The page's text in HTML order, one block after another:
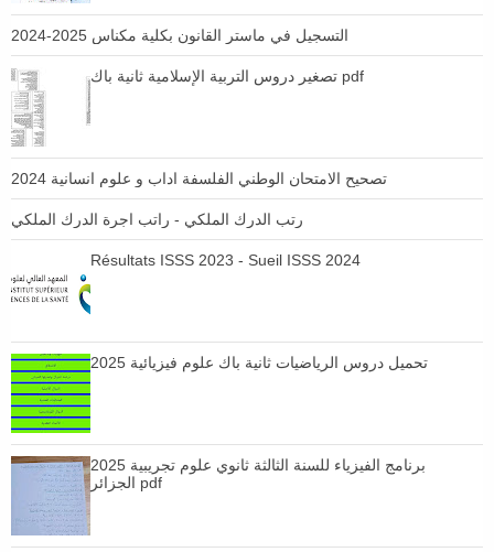
التسجيل في ماستر القانون بكلية مكناس 2025-2024
تصغير دروس التربية الإسلامية ثانية باك pdf
تصحيح الامتحان الوطني الفلسفة اداب و علوم انسانية 2024
رتب الدرك الملكي - راتب اجرة الدرك الملكي
Résultats ISSS 2023 - Sueil ISSS 2024
تحميل دروس الرياضيات ثانية باك علوم فيزيائية 2025
برنامج الفيزياء للسنة الثالثة ثانوي علوم تجريبية 2025
الجزائر pdf